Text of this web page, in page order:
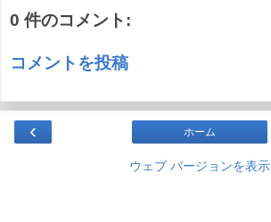
0 件のコメント:
コメントを投稿
‹ ホーム
ウェブ バージョンを表示